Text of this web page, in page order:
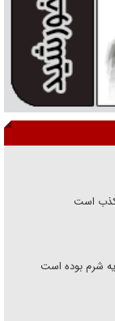
کذب است
شرم بوده است